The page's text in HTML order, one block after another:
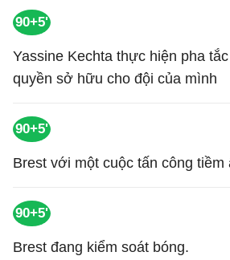
90+5'
Yassine Kechta thực hiện pha
quyền sở hữu cho đội của mình
90+5'
Brest với một cuộc tấn công tiềm
90+5'
Brest đang kiểm soát bóng.